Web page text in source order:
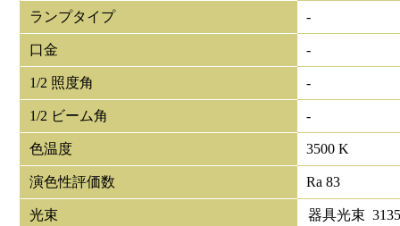
ランプタイプ -
口金 -
1/2 照度角 -
1/2 ビーム角 -
色温度 3500 K
演色性評価数 Ra 83
光束 器具光束